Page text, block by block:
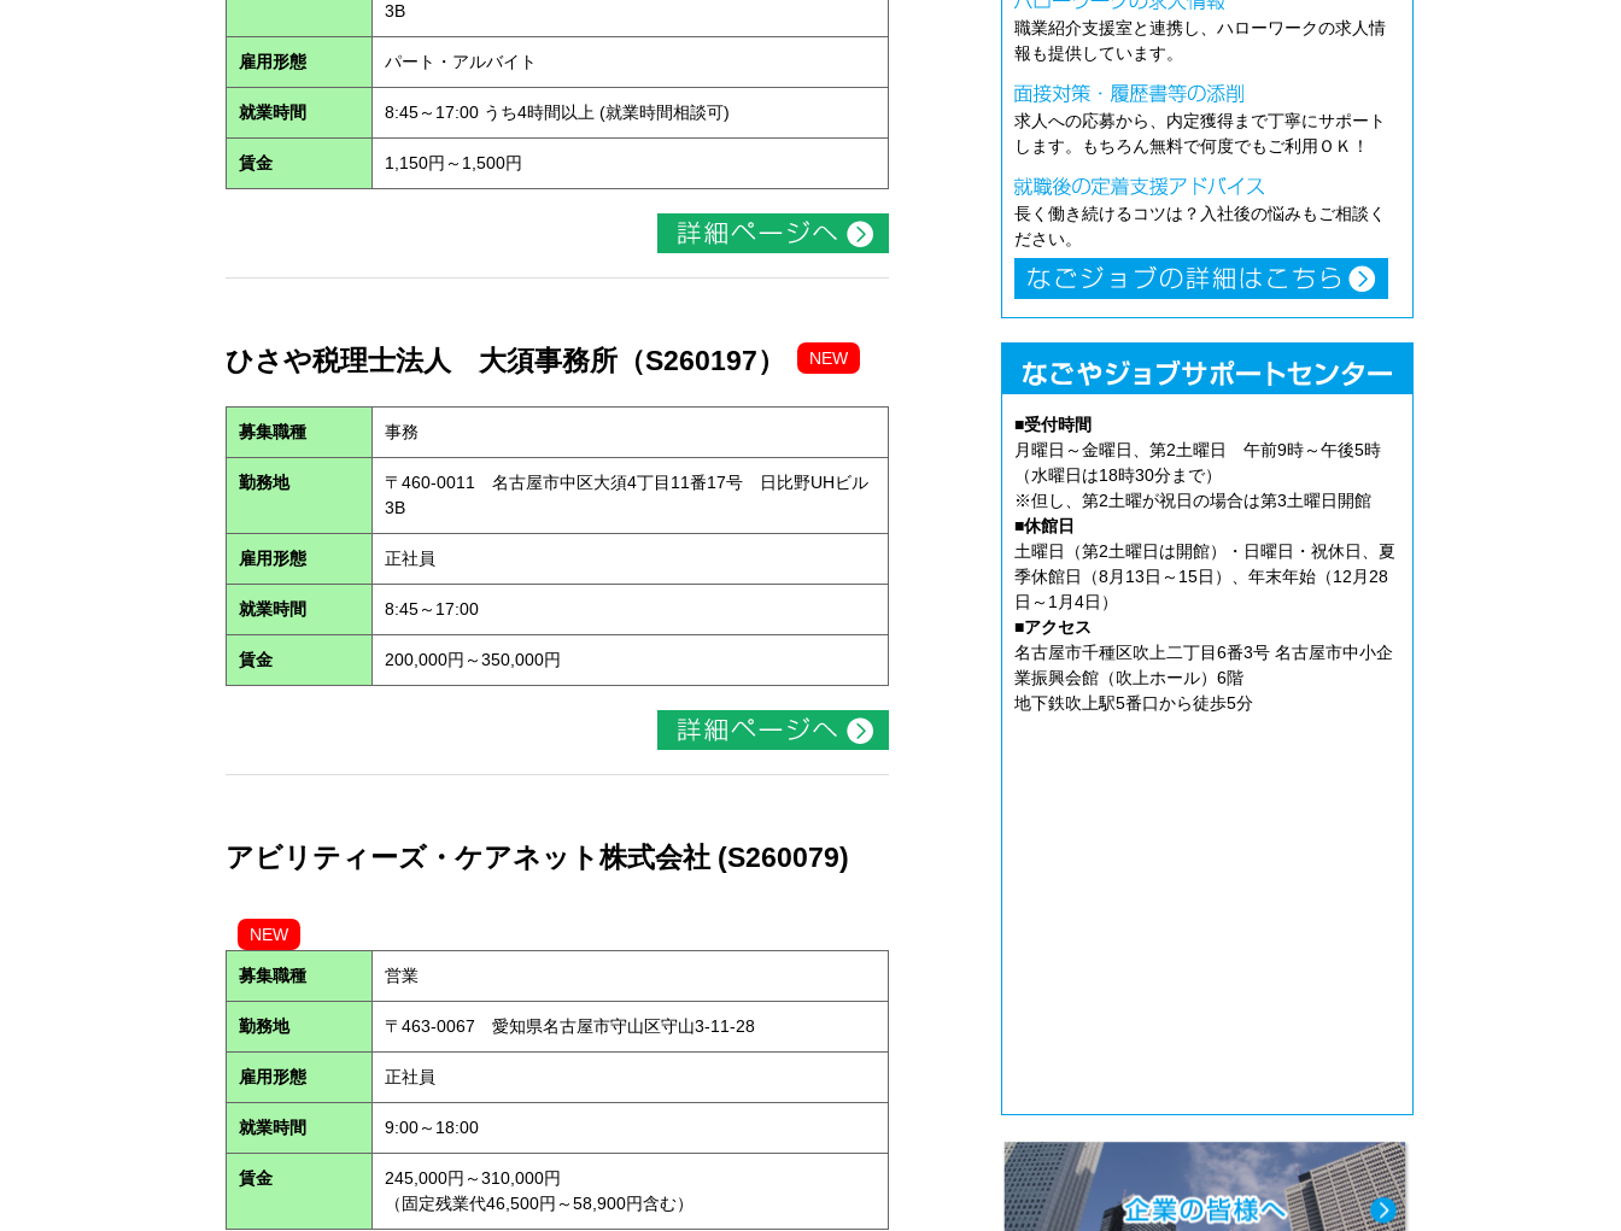
3B
雇用形態 パート・アルバイト
就業時間 8:45～17:00 うち4時間以上 (就業時間相談可)
賃金 1,150円～1,500円
ひさや税理士法人 大須事務所（S260197） NEW
募集職種 事務
勤務地
〒460-0011 名古屋市中区大須4丁目11番17号 日比野UHビル
3B
雇用形態 正社員
就業時間 8:45～17:00
賃金 200,000円～350,000円
アビリティーズ・ケアネット株式会社 (S260079)
NEW
募集職種 営業
勤務地 〒463-0067 愛知県名古屋市守山区守山3-11-28
雇用形態 正社員
就業時間 9:00～18:00
賃金
245,000円～310,000円
（固定残業代46,500円～58,900円含む）
職業紹介支援室と連携し、ハローワークの求人情
報も提供しています。
求人への応募から、内定獲得まで丁寧にサポート
します。もちろん無料で何度でもご利用ＯＫ！
長く働き続けるコツは？入社後の悩みもご相談く
ださい。
■受付時間
月曜日～金曜日、第2土曜日 午前9時～午後5時
（水曜日は18時30分まで）
※但し、第2土曜が祝日の場合は第3土曜日開館
■休館日
土曜日（第2土曜日は開館）・日曜日・祝休日、夏
季休館日（8月13日～15日）、年末年始（12月28
日～1月4日）
■アクセス
名古屋市千種区吹上二丁目6番3号 名古屋市中小企
業振興会館（吹上ホール）6階
地下鉄吹上駅5番口から徒歩5分